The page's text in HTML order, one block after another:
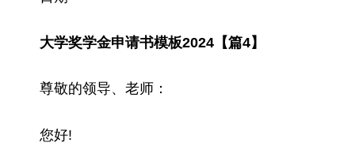
大学奖学金申请书模板2024【篇4】
尊敬的领导、老师：
您好!